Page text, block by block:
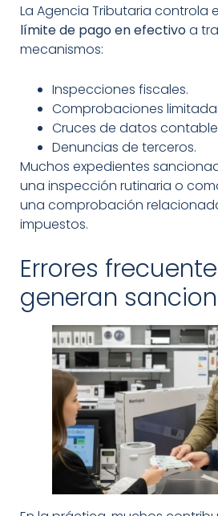
La Agencia Tributaria controla
límite de pago en efectivoa
mecanismos:
Inspecciones fiscales.
Comprobaciones
Cruces de datos
Denuncias de terceros.
Muchos expedientes
una inspección rutinaria o
una comprobación
impuestos.
Errores
generan